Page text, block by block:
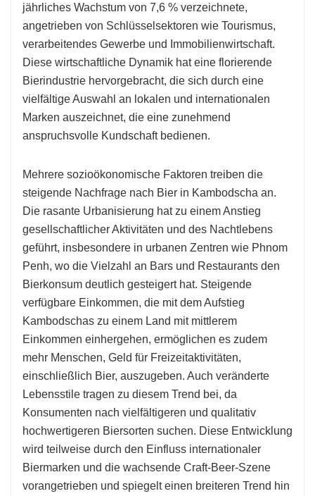
jährliches Wachstum von 7,6 % verzeichnete,
angetrieben von Schlüsselsektoren wie Tourismus,
verarbeitendes Gewerbe und Immobilienwirtschaft.
Diese wirtschaftliche Dynamik hat eine florierende
Bierindustrie hervorgebracht, die sich durch eine
vielfältige Auswahl an lokalen und internationalen
Marken auszeichnet, die eine zunehmend
anspruchsvolle Kundschaft bedienen.
Mehrere sozioökonomische Faktoren treiben die
steigende Nachfrage nach Bier in Kambodscha an.
Die rasante Urbanisierung hat zu einem Anstieg
gesellschaftlicher Aktivitäten und des Nachtlebens
geführt, insbesondere in urbanen Zentren wie Phnom
Penh, wo die Vielzahl an Bars und Restaurants den
Bierkonsum deutlich gesteigert hat. Steigende
verfügbare Einkommen, die mit dem Aufstieg
Kambodschas zu einem Land mit mittlerem
Einkommen einhergehen, ermöglichen es zudem
mehr Menschen, Geld für Freizeitaktivitäten,
einschließlich Bier, auszugeben. Auch veränderte
Lebensstile tragen zu diesem Trend bei, da
Konsumenten nach vielfältigeren und qualitativ
hochwertigeren Biersorten suchen. Diese Entwicklung
wird teilweise durch den Einfluss internationaler
Biermarken und die wachsende Craft-Beer-Szene
vorangetrieben und spiegelt einen breiteren Trend hin